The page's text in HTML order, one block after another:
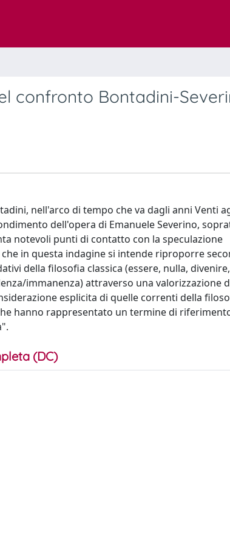
confronto Bontadini-
nell'arco di tempo che va dagli anni Venti
dell'opera di Emanuele Severino,
notevoli punti di contatto con la speculazione
in questa indagine si intende riproporre
della filosofia classica (essere, nulla, divenire,
immanenza) attraverso una valorizzazione
esplicita di quelle correnti della
hanno rappresentato un termine di
(DC)